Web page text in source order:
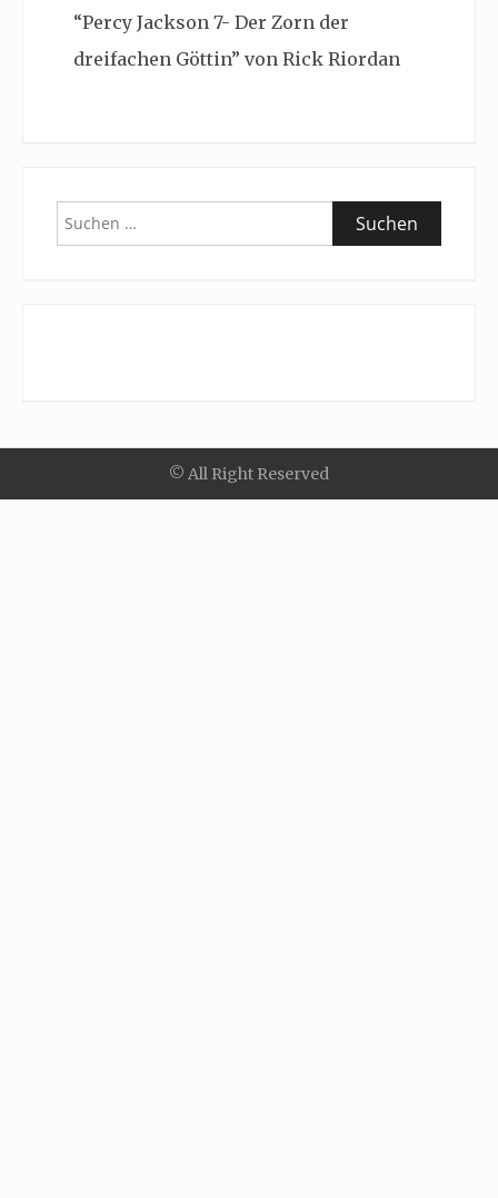
“Percy Jackson 7- Der Zorn der
dreifachen Göttin” von Rick Riordan
Suchen
nach:
© All Right Reserved